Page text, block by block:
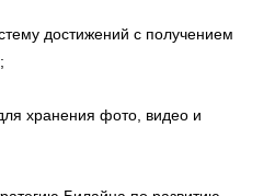
достижений с получением
хранения фото, видео и